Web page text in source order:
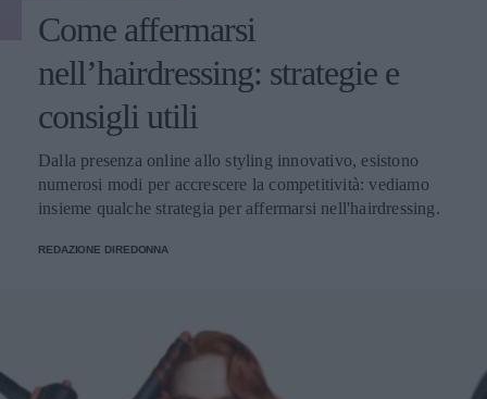
Come affermarsi
nell’hairdressing: strategie e
consigli utili
Dalla presenza online allo styling innovativo, esistono
numerosi modi per accrescere la competitività: vediamo
insieme qualche strategia per affermarsi nell'hairdressing.
REDAZIONE DIREDONNA